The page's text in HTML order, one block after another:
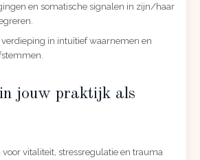
en somatische signalen in zijn/haar
in intuïtief waarnemen en
jouw praktijk als
voor vitaliteit, stressregulatie en trauma